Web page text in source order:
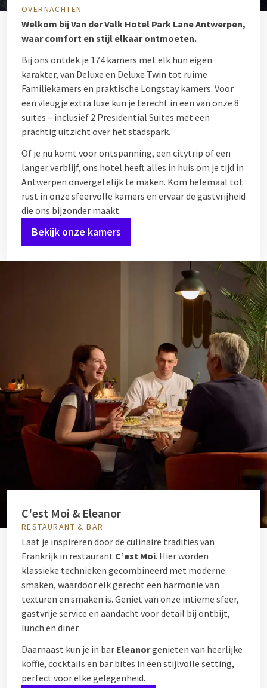
OVERNACHTEN
Welkom bij Van der Valk Hotel Park Lane Antwerpen,
waar comfort en stijl elkaar ontmoeten.
Bij ons ontdek je 174 kamers met elk hun eigen
karakter, van Deluxe en Deluxe Twin tot ruime
Familiekamers en praktische Longstay kamers. Voor
een vleugje extra luxe kun je terecht in een van onze 8
suites – inclusief 2 Presidential Suites met een
prachtig uitzicht over het stadspark.
Of je nu komt voor ontspanning, een citytrip of een
langer verblijf, ons hotel heeft alles in huis om je tijd in
Antwerpen onvergetelijk te maken. Kom helemaal tot
rust in onze sfeervolle kamers en ervaar de gastvrijheid
die ons bijzonder maakt.
Bekijk onze kamers
C'est Moi & Eleanor
RESTAURANT & BAR
Laat je inspireren door de culinaire tradities van
Frankrijk in restaurant C’est Moi. Hier worden
klassieke technieken gecombineerd met moderne
smaken, waardoor elk gerecht een harmonie van
texturen en smaken is. Geniet van onze intieme sfeer,
gastvrije service en aandacht voor detail bij ontbijt,
lunch en diner.
Daarnaast kun je in bar Eleanorgenieten van heerlijke
koffie, cocktails en bar bites in een stijlvolle setting,
perfect voor elke gelegenheid.